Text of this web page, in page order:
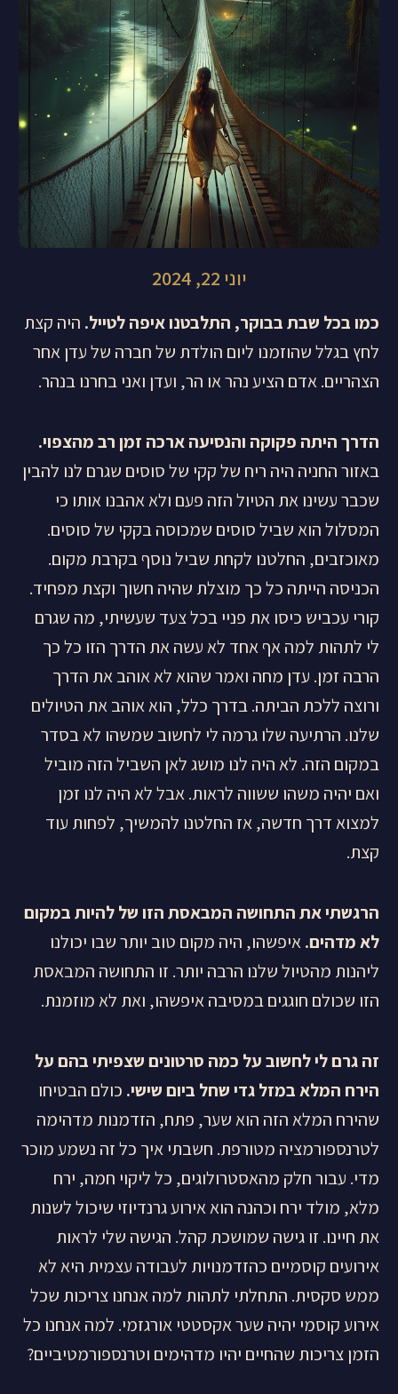
יוני 22, 2024
כמו בכל שבת בבוקר, התלבטנו איפה לטייל. היה קצת
לחץ בגלל שהוזמנו ליום הולדת של חברה של עדן אחר
הצהריים. אדם הציע נהר או הר, ועדן ואני בחרנו בנהר.
הדרך היתה פקוקה והנסיעה ארכה זמן רב מהצפוי.
באזור החניה היה ריח של קקי של סוסים שגרם לנו להבין
שכבר עשינו את הטיול הזה פעם ולא אהבנו אותו כי
המסלול הוא שביל סוסים שמכוסה בקקי של סוסים.
מאוכזבים, החלטנו לקחת שביל נוסף בקרבת מקום.
הכניסה הייתה כל כך מוצלת שהיה חשוך וקצת מפחיד.
קורי עכביש כיסו את פניי בכל צעד שעשיתי, מה שגרם
לי לתהות למה אף אחד לא עשה את הדרך הזו כל כך
הרבה זמן. עדן מחה ואמר שהוא לא אוהב את הדרך
ורוצה ללכת הביתה. בדרך כלל, הוא אוהב את הטיולים
שלנו. הרתיעה שלו גרמה לי לחשוב שמשהו לא בסדר
במקום הזה. לא היה לנו מושג לאן השביל הזה מוביל
ואם יהיה משהו ששווה לראות. אבל לא היה לנו זמן
למצוא דרך חדשה, אז החלטנו להמשיך, לפחות עוד
קצת.
הרגשתי את התחושה המבאסת הזו של להיות במקום
לא מדהים.איפשהו, היה מקום טוב יותר שבו יכולנו
ליהנות מהטיול שלנו הרבה יותר. זו התחושה המבאסת
הזו שכולם חוגגים במסיבה איפשהו, ואת לא מוזמנת.
זה גרם לי לחשוב על כמה סרטונים שצפיתי בהם על
הירח המלא במזל גדי שחל ביום שישי. כולם הבטיחו
שהירח המלא הזה הוא שער, פתח, הזדמנות מדהימה
לטרנספורמציה מטורפת. חשבתי איך כל זה נשמע מוכר
מדי. עבור חלק מהאסטרולוגים, כל ליקוי חמה, ירח
מלא, מולד ירח וכהנה הוא אירוע גרנדיוזי שיכול לשנות
את חיינו. זו גישה שמושכת קהל. הגישה שלי לראות
אירועים קוסמיים כהזדמנויות לעבודה עצמית היא לא
ממש סקסית. התחלתי לתהות למה אנחנו צריכות שכל
אירוע קוסמי יהיה שער אקסטטי אורגזמי. למה אנחנו כל
הזמן צריכות שהחיים יהיו מדהימים וטרנספורמטיביים?